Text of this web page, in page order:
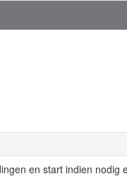
en start indien